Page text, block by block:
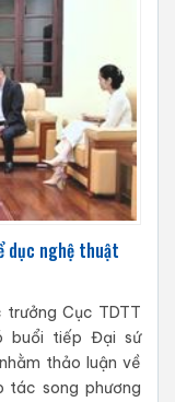
dục nghệ thuật
trưởng Cục TDTT
buổi tiếp Đại sứ
thảo luận về
tác song phương